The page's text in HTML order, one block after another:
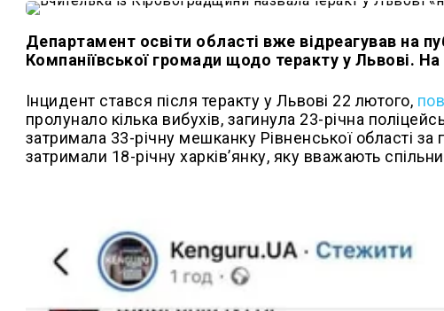
Департамент освіти області вже відреагував на
Компаніївської громади щодо теракту у Львові. На
Інцидент стався після теракту у Львові 22 лютого,
пролунало кілька вибухів, загинула 23-річна
затримала 33-річну мешканку Рівненської області
затримали 18-річну харків’янку, яку вважають